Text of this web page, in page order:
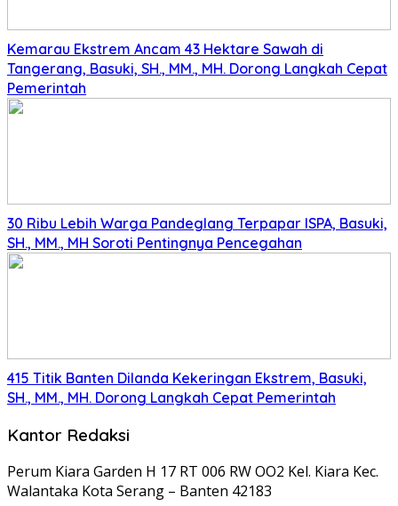
Kemarau Ekstrem Ancam 43 Hektare Sawah di
Tangerang, Basuki, SH., MM., MH. Dorong Langkah Cepat
Pemerintah
30 Ribu Lebih Warga Pandeglang Terpapar ISPA, Basuki,
SH., MM., MH Soroti Pentingnya Pencegahan
415 Titik Banten Dilanda Kekeringan Ekstrem, Basuki,
SH., MM., MH. Dorong Langkah Cepat Pemerintah
Kantor Redaksi
Perum Kiara Garden H 17 RT 006 RW OO2 Kel. Kiara Kec.
Walantaka Kota Serang – Banten 42183